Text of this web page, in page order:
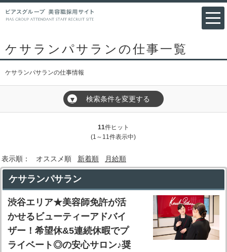
ケサランパサランの仕事一覧
ケサランパサランの仕事情報
▼ 検索条件を変更する
11件ヒット
(1～11件表示中)
表示順： オススメ順 新着順 月給順
ケサランパサラン
渋谷エリア★美容師免許が活
かせるビューティーアドバイ
ザー！希望休&5連続休暇でプ
ライベート◎の安心サロン♪奨